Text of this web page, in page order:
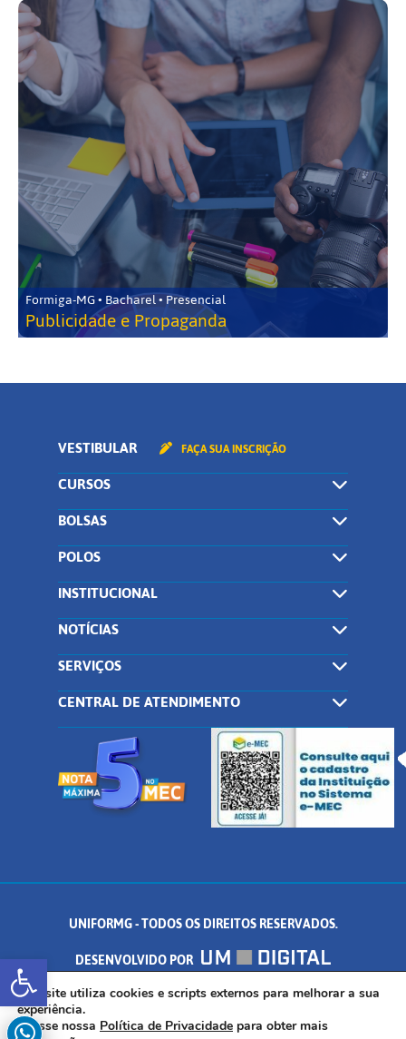
Abrir a barra de ferramentas
Formiga-MG • Bacharel • Presencial
Publicidade e Propaganda
VESTIBULAR FAÇA SUA INSCRIÇÃO
CURSOS
BOLSAS
POLOS
INSTITUCIONAL
NOTÍCIAS
SERVIÇOS
CENTRAL DE ATENDIMENTO
UNIFORMG - TODOS OS DIREITOS RESERVADOS.
DESENVOLVIDO POR
AV. DR. ARNALDO DE SENNA, 328 - PALMEIRAS, FORMIGA/MG - CEP:
35.574.530
Este site utiliza cookies e scripts externos para melhorar a sua
experiência.
Acesse nossa Política de Privacidade para obter mais